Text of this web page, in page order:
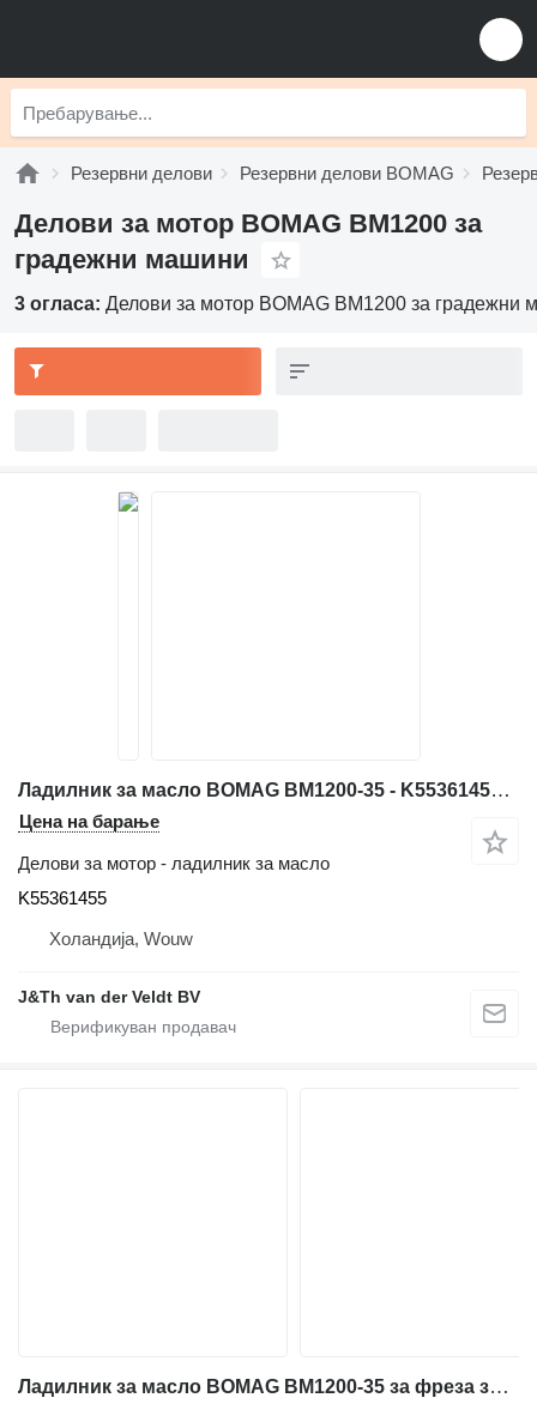
Резервни делови Резервни делови BOMAG
Делови за мотор BOMAG BM1200 за
градежни машини
3 огласа: Делови за мотор BOMAG BM1200 за градежни
Ладилник за масло BOMAG BM1200-35 - K55361455 за градежни машини BM1200-35
Цена на барање
Делови за мотор - ладилник за масло
K55361455
Холандија, Wouw
J&Th van der Veldt BV
Ладилник за масло BOMAG BM1200-35 за фреза за асфалт BOMAG BM1200-35